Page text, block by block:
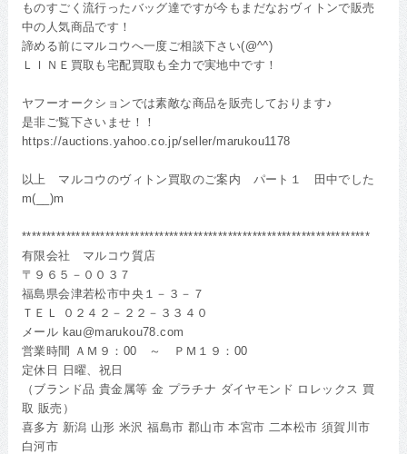
ものすごく流行ったバッグ達ですが今もまだなおヴィトンで販売
中の人気商品です！
諦める前にマルコウへ一度ご相談下さい(@^^)
ＬＩＮＥ買取も宅配買取も全力で実地中です！
ヤフーオークションでは素敵な商品を販売しております♪
是非ご覧下さいませ！！
https://auctions.yahoo.co.jp/seller/marukou1178
以上 マルコウのヴィトン買取のご案内 パート１ 田中でした
m(__)m
***********************************************************************
有限会社 マルコウ質店
〒９６５－００３７
福島県会津若松市中央１－３－７
ＴＥＬ ０２４２－２２－３３４０
メール kau@marukou78.com
営業時間 ＡＭ９：00 ～ ＰＭ１９：00
定休日 日曜、祝日
（ブランド品 貴金属等 金 プラチナ ダイヤモンド ロレックス 買
取 販売）
喜多方 新潟 山形 米沢 福島市 郡山市 本宮市 二本松市 須賀川市
白河市